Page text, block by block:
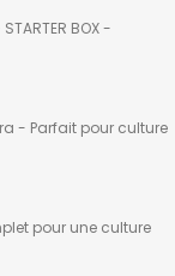
BOX -
- Parfait pour culture
pour une culture